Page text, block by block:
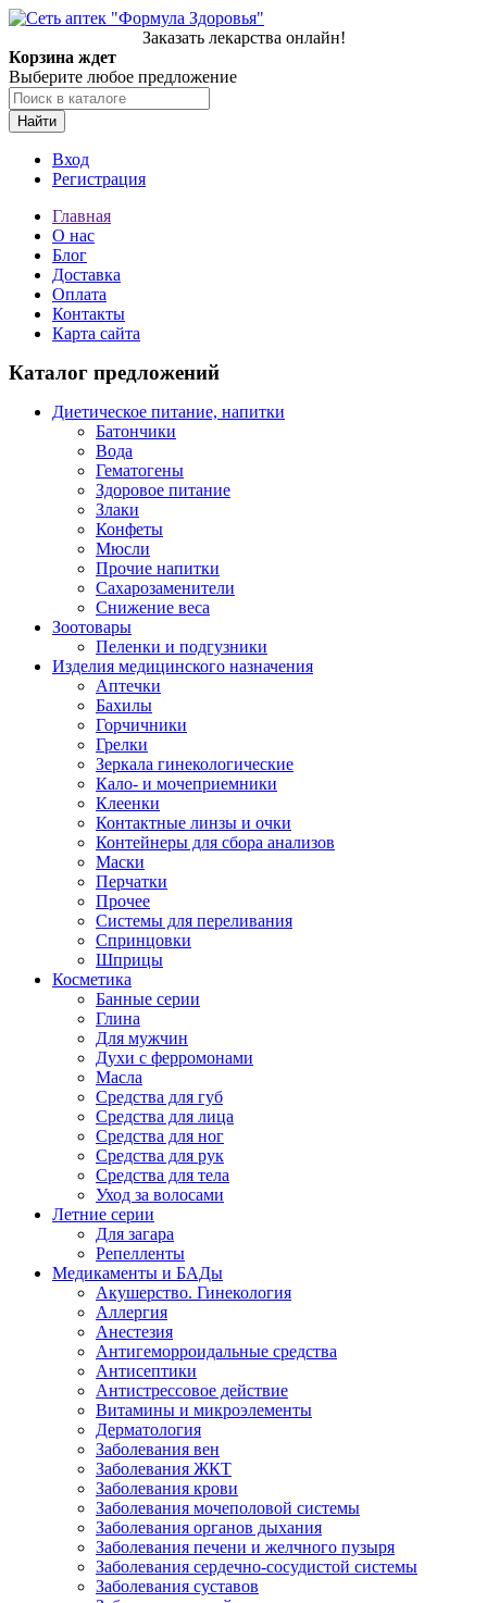
Заказать лекарства онлайн!
Корзина ждет
Выберите любое предложение
Найти
Вход
Регистрация
Главная
О нас
Блог
Доставка
Оплата
Контакты
Карта сайта
Каталог предложений
Диетическое питание, напитки
Батончики
Вода
Гематогены
Здоровое питание
Злаки
Конфеты
Мюсли
Прочие напитки
Сахарозаменители
Снижение веса
Зоотовары
Пеленки и подгузники
Изделия медицинского назначения
Аптечки
Бахилы
Горчичники
Грелки
Зеркала гинекологические
Кало- и мочеприемники
Клеенки
Контактные линзы и очки
Контейнеры для сбора анализов
Маски
Перчатки
Прочее
Системы для переливания
Спринцовки
Шприцы
Косметика
Банные серии
Глина
Для мужчин
Духи с ферромонами
Масла
Средства для губ
Средства для лица
Средства для ног
Средства для рук
Средства для тела
Уход за волосами
Летние серии
Для загара
Репелленты
Медикаменты и БАДы
Акушерство. Гинекология
Аллергия
Анестезия
Антигеморроидальные средства
Антисептики
Антистрессовое действие
Витамины и микроэлементы
Дерматология
Заболевания вен
Заболевания ЖКТ
Заболевания крови
Заболевания мочеполовой системы
Заболевания органов дыхания
Заболевания печени и желчного пузыря
Заболевания сердечно-сосудистой системы
Заболевания суставов